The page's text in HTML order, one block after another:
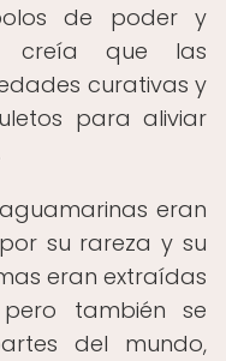
de poder y
creía que las
curativas y
para aliviar
eran
su rareza y su
eran extraídas
también se
del mundo,